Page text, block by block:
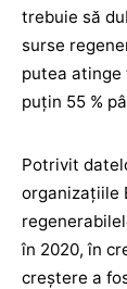
trebuie să
surse
putea atinge
puţin 55 %
Potrivit
organizaţiile
în 2020, în
creştere a